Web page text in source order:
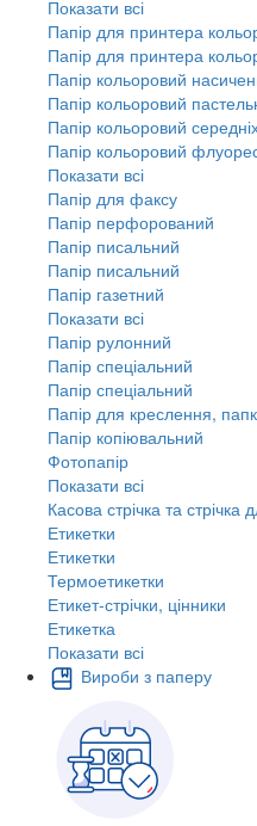
Показати всі
Папір для принтера
Папір для принтера
Папір кольоровий
Папір кольоровий
Папір кольоровий
Папір кольоровий
Показати всі
Папір для факсу
Папір перфорований
Папір писальний
Папір писальний
Папір газетний
Показати всі
Папір рулонний
Папір спеціальний
Папір спеціальний
Папір для креслення,
Папір копіювальний
Фотопапір
Показати всі
Касова стрічка та стрічка
Етикетки
Етикетки
Термоетикетки
Етикет-стрічки, цінники
Етикетка
Показати всі
Вироби з паперу